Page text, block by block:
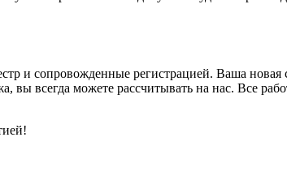
и сопровожденные регистрацией. Ваша новая
всегда можете рассчитывать на нас. Все